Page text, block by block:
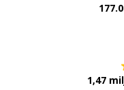
1,47